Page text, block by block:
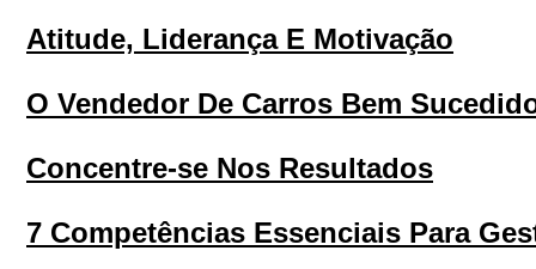
Atitude, Liderança E Motivação
O Vendedor De Carros Bem
Concentre-se Nos Resultados
7 Competências Essenciais Para